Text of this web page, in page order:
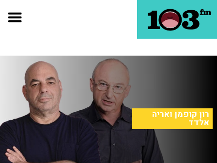
רון קופמן ואריה
אלדד